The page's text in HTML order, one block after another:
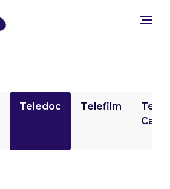
Teledoc Telefilm